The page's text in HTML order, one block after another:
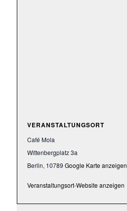
VERANSTALTUNGSORT
Café Mola
Wittenbergplatz 3a
Berlin, 10789 Google Karte anzeigen
Veranstaltungsort-Website anzeigen
selbst
entscheiden,